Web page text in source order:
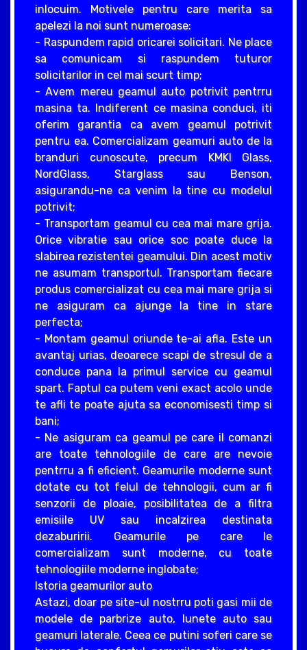
inlocuim. Motivele pentru care merita sa
apelezi la noi sunt numeroase:
- Raspundem rapid oricarei solicitari. Ne place
sa comunicam si raspundem tuturor
solicitarilor in cel mai scurt timp;
- Avem mereu geamul auto potrivit pentrru
masina ta. Indiferent ce masina conduci, iti
oferim garantia ca avem geamul potrivit
pentru ea. Comercializam geamuri auto de la
branduri cunoscute, precum KMKI Glass,
NordGlass, Starglass sau Benson,
asigurandu-ne ca venim la tine cu modelul
potrivit;
- Transportam geamul cu cea mai mare grija.
Orice vibratie sau orice soc poate duce la
slabirea rezistentei geamului. Din acest motiv
ne asumam transportul. Transportam fiecare
produs comercializat cu cea mai mare grija si
ne asiguram ca ajunge la tine in stare
perfecta;
- Montam geamul oriunde te-ai afla. Este un
avantaj urias, deoarece scapi de stresul de a
conduce pana la primul service cu geamul
spart. Faptul ca putem veni exact acolo unde
te afli te poate ajuta sa economisesti timp si
bani;
- Ne asiguram ca geamul pe care il comanzi
are toate tehnologiile de care are nevoie
pentrru a fi eficient. Geamurile moderne sunt
dotate cu tot felul de tehnologii, cum ar fi
senzorii de ploaie, posibilitatea de a filtra
emisiile UV sau incalzirea destinata
dezaburirii. Geamurile pe care le
comercializam sunt moderne, cu toate
tehnologiile moderne inglobate;
Istoria geamurilor auto
Astazi, doar pe site-ul nostrru poti gasi mii de
modele de parbrize auto, lunete auto sau
geamuri laterale. Ceea ce putini soferi care se